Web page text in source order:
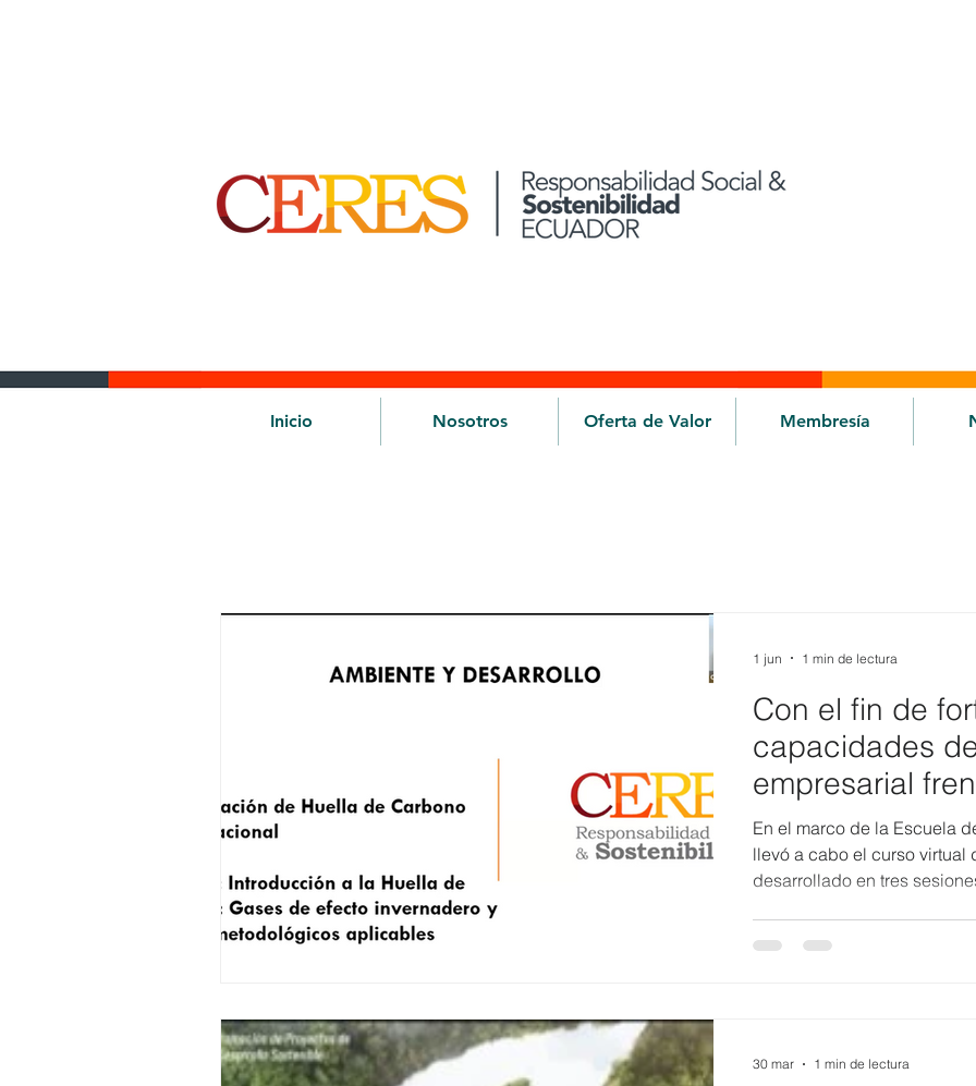
Inicio Nosotros Oferta de Valor Membresía
Con el fin de
capacidades
empresarial
climático,
de Huella de
En el marco de la Escuela
llevó a cabo el curso virtual
desarrollado en tres
principales está
1 jun 1 min de lectura
30 mar 1 min de lectura